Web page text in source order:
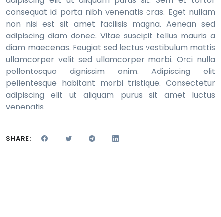
consequat id porta nibh venenatis cras. Eget nullam
non nisi est sit amet facilisis magna. Aenean sed
adipiscing diam donec. Vitae suscipit tellus mauris a
diam maecenas. Feugiat sed lectus vestibulum mattis
ullamcorper velit sed ullamcorper morbi. Orci nulla
pellentesque dignissim enim. Adipiscing elit
pellentesque habitant morbi tristique. Consectetur
adipiscing elit ut aliquam purus sit amet luctus
venenatis.
SHARE: